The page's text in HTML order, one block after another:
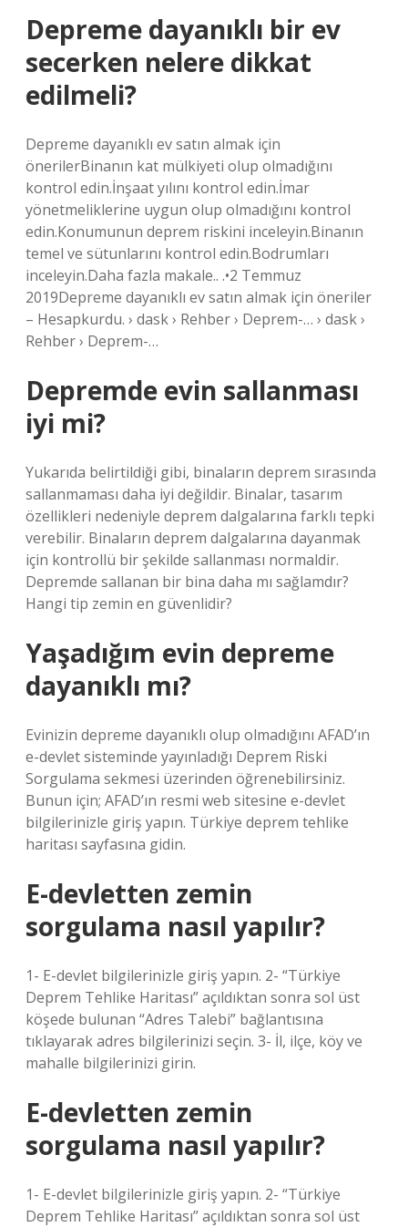
Depreme dayanıklı bir ev
secerken nelere dikkat
edilmeli?
Depreme dayanıklı ev satın almak için
önerilerBinanın kat mülkiyeti olup olmadığını
kontrol edin.İnşaat yılını kontrol edin.İmar
yönetmeliklerine uygun olup olmadığını kontrol
edin.Konumunun deprem riskini inceleyin.Binanın
temel ve sütunlarını kontrol edin.Bodrumları
inceleyin.Daha fazla makale.. .•2 Temmuz
2019Depreme dayanıklı ev satın almak için öneriler
– Hesapkurdu. › dask › Rehber › Deprem-… › dask ›
Rehber › Deprem-…
Depremde evin sallanması
iyi mi?
Yukarıda belirtildiği gibi, binaların deprem sırasında
sallanmaması daha iyi değildir. Binalar, tasarım
özellikleri nedeniyle deprem dalgalarına farklı tepki
verebilir. Binaların deprem dalgalarına dayanmak
için kontrollü bir şekilde sallanması normaldir.
Depremde sallanan bir bina daha mı sağlamdır?
Hangi tip zemin en güvenlidir?
Yaşadığım evin depreme
dayanıklı mı?
Evinizin depreme dayanıklı olup olmadığını AFAD’ın
e-devlet sisteminde yayınladığı Deprem Riski
Sorgulama sekmesi üzerinden öğrenebilirsiniz.
Bunun için; AFAD’ın resmi web sitesine e-devlet
bilgilerinizle giriş yapın. Türkiye deprem tehlike
haritası sayfasına gidin.
E-devletten zemin
sorgulama nasıl yapılır?
1- E-devlet bilgilerinizle giriş yapın. 2- “Türkiye
Deprem Tehlike Haritası” açıldıktan sonra sol üst
köşede bulunan “Adres Talebi” bağlantısına
tıklayarak adres bilgilerinizi seçin. 3- İl, ilçe, köy ve
mahalle bilgilerinizi girin.
E-devletten zemin
sorgulama nasıl yapılır?
1- E-devlet bilgilerinizle giriş yapın. 2- “Türkiye
Deprem Tehlike Haritası” açıldıktan sonra sol üst